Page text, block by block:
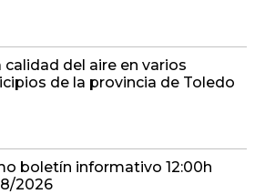
calidad del aire en varios
de la provincia de Toledo
boletín informativo 12:00h
2026